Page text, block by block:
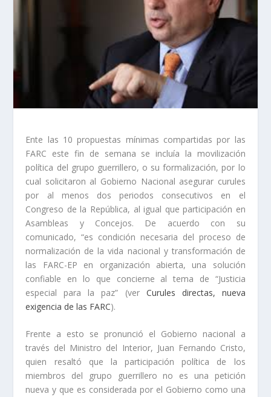
Ente las 10 propuestas mínimas compartidas por las
FARC este fin de semana se incluía la movilización
política del grupo guerrillero, o su formalización, por lo
cual solicitaron al Gobierno Nacional asegurar curules
por al menos dos periodos consecutivos en el
Congreso de la República, al igual que participación en
Asambleas y Concejos. De acuerdo con su
comunicado, “es condición necesaria del proceso de
normalización de la vida nacional y transformación de
las FARC-EP en organización abierta, una solución
confiable en lo que concierne al tema de “Justicia
especial para la paz” (ver Curules directas, nueva
exigencia de las FARC).
Frente a esto se pronunció el Gobierno nacional a
través del Ministro del Interior, Juan Fernando Cristo,
quien resaltó que la participación política de los
miembros del grupo guerrillero no es una petición
nueva y que es considerada por el Gobierno como una